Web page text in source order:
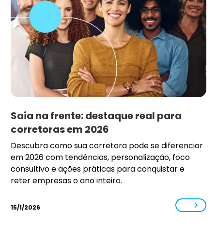
Saia na frente: destaque real para
corretoras em 2026
Descubra como sua corretora pode se diferenciar
em 2026 com tendências, personalização, foco
consultivo e ações práticas para conquistar e
reter empresas o ano inteiro.
15/1/2026